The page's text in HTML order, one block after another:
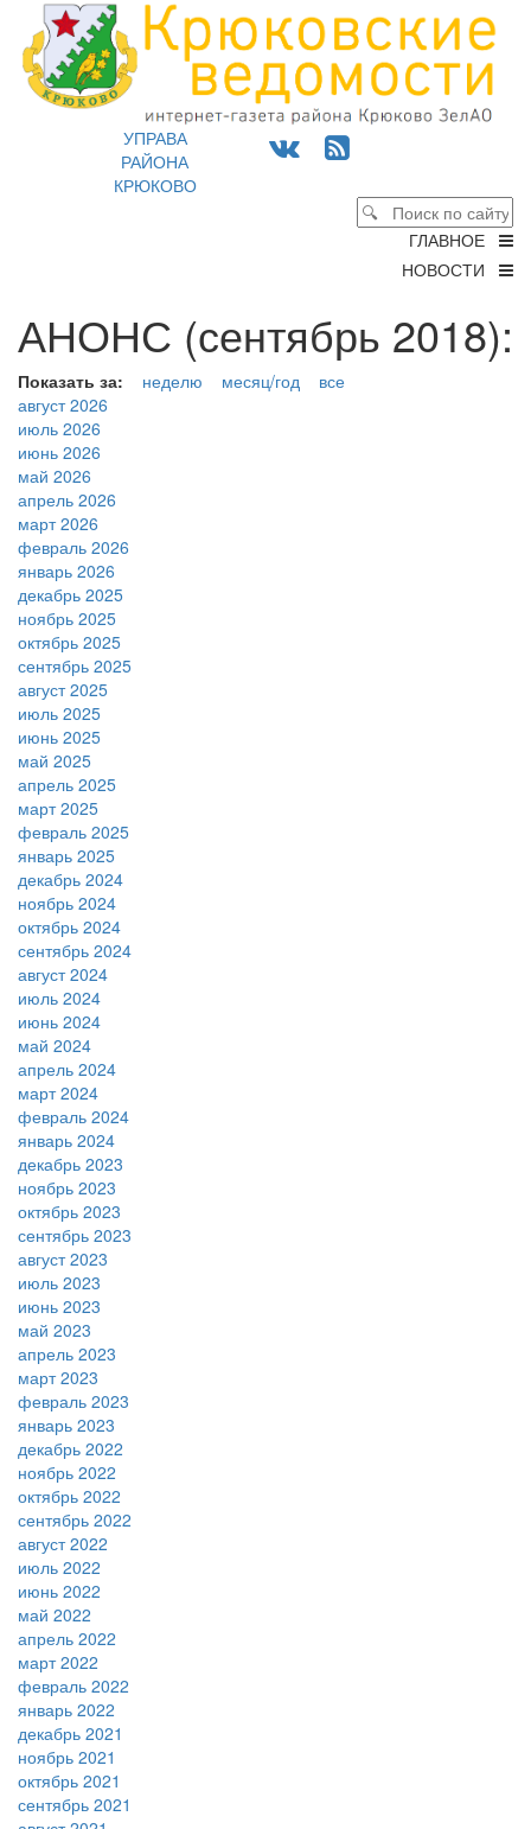
УПРАВА
РАЙОНА
КРЮКОВО
ГЛАВНОЕ
НОВОСТИ
АНОНС (сентябрь 2018):
Показать за: неделю месяц/год
все
август 2026
июль 2026
июнь 2026
май 2026
апрель 2026
март 2026
февраль 2026
январь 2026
декабрь 2025
ноябрь 2025
октябрь 2025
сентябрь 2025
август 2025
июль 2025
июнь 2025
май 2025
апрель 2025
март 2025
февраль 2025
январь 2025
декабрь 2024
ноябрь 2024
октябрь 2024
сентябрь 2024
август 2024
июль 2024
июнь 2024
май 2024
апрель 2024
март 2024
февраль 2024
январь 2024
декабрь 2023
ноябрь 2023
октябрь 2023
сентябрь 2023
август 2023
июль 2023
июнь 2023
май 2023
апрель 2023
март 2023
февраль 2023
январь 2023
декабрь 2022
ноябрь 2022
октябрь 2022
сентябрь 2022
август 2022
июль 2022
июнь 2022
май 2022
апрель 2022
март 2022
февраль 2022
январь 2022
декабрь 2021
ноябрь 2021
октябрь 2021
сентябрь 2021